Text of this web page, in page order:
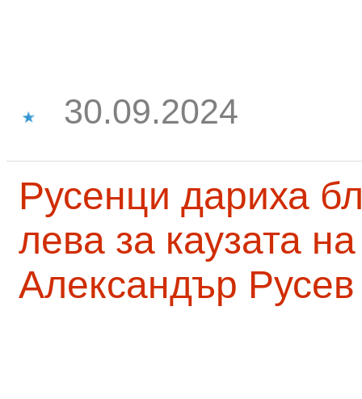
30.09.2024
Русенци дариха
лева за каузата
Александър Русев